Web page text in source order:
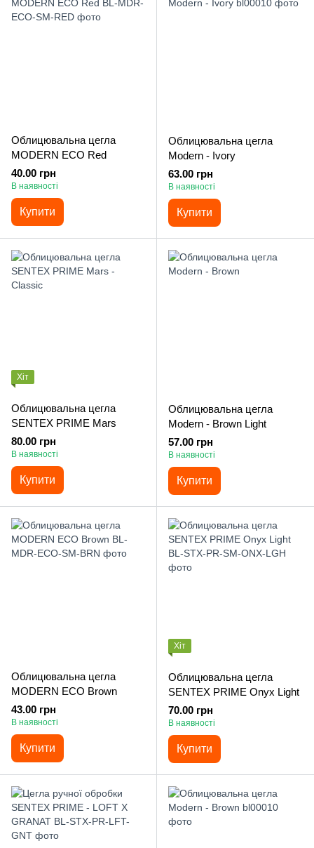
Облицювальна цегла
MODERN ECO Red
40.00 грн
В наявності
Купити
Облицювальна цегла
Modern - Ivory
63.00 грн
В наявності
Купити
Хіт
Облицювальна цегла
SENTEX PRIME Mars
80.00 грн
В наявності
Купити
Облицювальна цегла
Modern - Brown Light
57.00 грн
В наявності
Купити
Облицювальна цегла
MODERN ECO Brown
43.00 грн
В наявності
Купити
Хіт
Облицювальна цегла
SENTEX PRIME Onyx Light
70.00 грн
В наявності
Купити